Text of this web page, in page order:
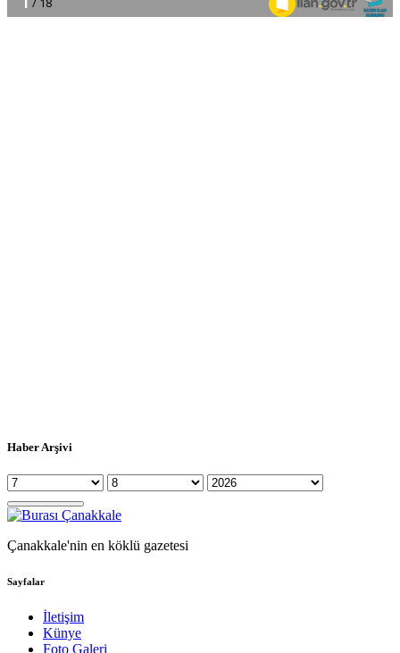
Haber Arşivi
Çanakkale'nin en köklü gazetesi
Sayfalar
İletişim
Künye
Foto Galeri